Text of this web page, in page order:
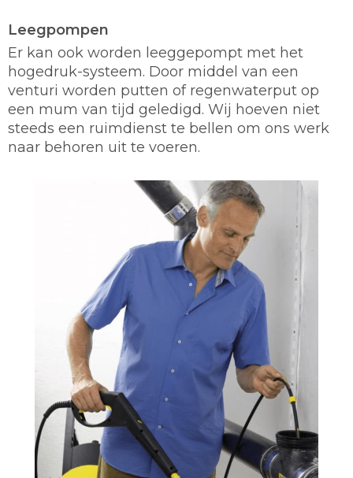
Leegpompen
Er kan ook worden leeggepompt met het
hogedruk-systeem. Door middel van een
venturi worden putten of regenwaterput op
een mum van tijd geledigd. Wij hoeven niet
steeds een ruimdienst te bellen om ons werk
naar behoren uit te voeren.